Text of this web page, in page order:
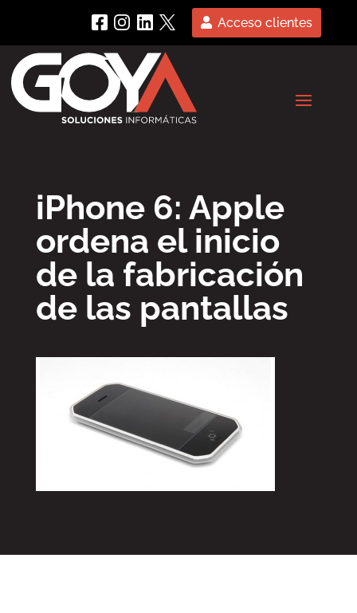
Acceso clientes
iPhone 6: Apple
ordena el inicio
de la fabricación
de las pantallas